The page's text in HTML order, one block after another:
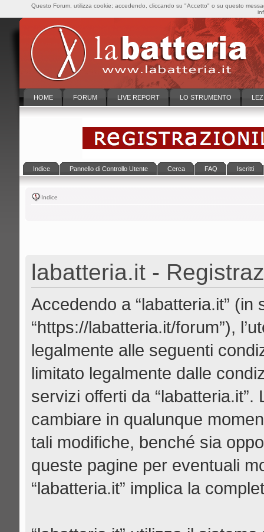
HOME FORUM LIVE REPORT LO STRUMENTO
Indice Pannello di Controllo Utente Cerca FAQ Iscritti
Indice
labatteria.it -
Accedendo a “labatteria.it” (in
“https://labatteria.it/forum”),
legalmente alle seguenti
limitato legalmente dalle
servizi offerti da
cambiare in qualunque
tali modifiche, benché sia
queste pagine per eventuali
“labatteria.it” implica la
Questo Forum, utilizza cookie; accedendo, cliccando su "Accetto" o su questo